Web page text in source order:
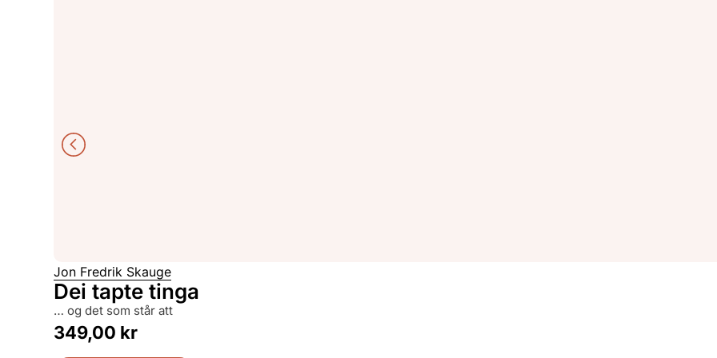
Jon Fredrik Skauge
Dei tapte tinga
… og det som står att
349,00 kr